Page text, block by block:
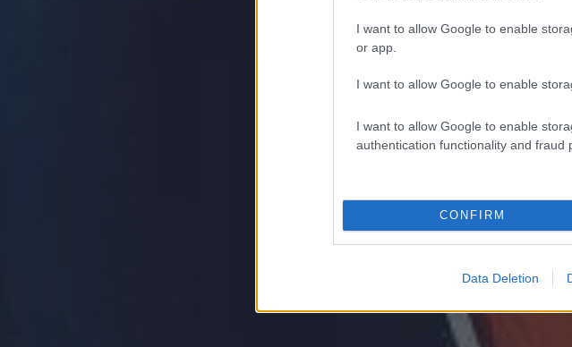
I want to allow Google to enable
or app.
I want to allow Google to enable
I want to allow Google to enable
authentication functionality and fraud
CONFIRM
Data Deletion